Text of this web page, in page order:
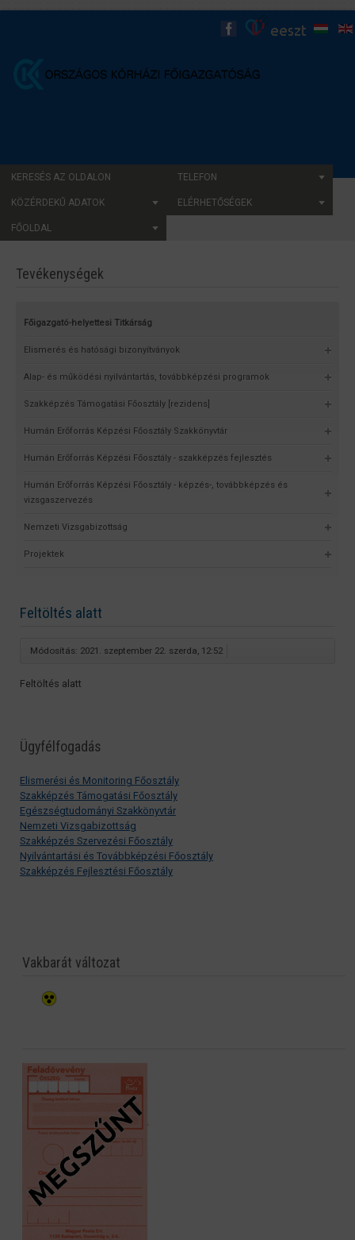
KERESÉS AZ OLDALON TELEFON
KÖZÉRDEKŰ ADATOK ELÉRHETŐSÉGEK
FŐOLDAL
Tevékenységek
Főigazgató-helyettesi Titkárság
Elismerés és hatósági bizonyítványok
Alap- és működési nyilvántartás, továbbképzési programok
Szakképzés Támogatási Főosztály [rezidens]
Humán Erőforrás Képzési Főosztály Szakkönyvtár
Humán Erőforrás Képzési Főosztály - szakképzés fejlesztés
Humán Erőforrás Képzési Főosztály - képzés-, továbbképzés és
vizsgaszervezés
Nemzeti Vizsgabizottság
Projektek
Feltöltés alatt
Módosítás: 2021. szeptember 22. szerda, 12:52
Feltöltés alatt
Ügyfélfogadás
Elismerési és Monitoring Főosztály
Szakképzés Támogatási Főosztály
Egészségtudományi Szakkönyvtár
Nemzeti Vizsgabizottság
Szakképzés Szervezési Főosztály
Nyilvántartási és Továbbképzési Főosztály
Szakképzés Fejlesztési Főosztály
Vakbarát változat